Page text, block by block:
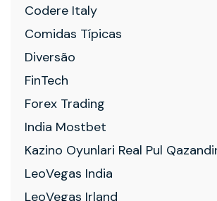
Codere Italy
Comidas Típicas
Diversão
FinTech
Forex Trading
India Mostbet
Kazino Oyunlari Real Pul
LeoVegas India
LeoVegas Irland